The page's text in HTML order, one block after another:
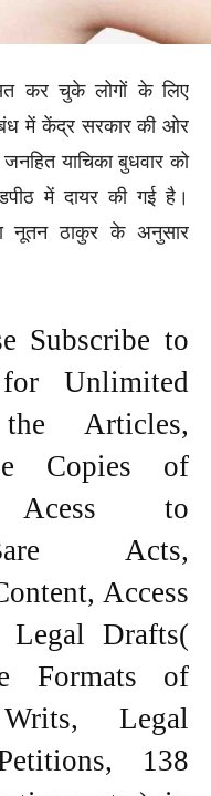
कर चुके लोगों के लिए
में केंद्र सरकार की ओर
याचिका बुधवार को
में दायर की गई है।
नूतन ठाकुर के अनुसार
Subscribe to
for Unlimited
Articles,
Copies of
Acess to
Acts,
Access
Drafts(
Formats of
Legal
138